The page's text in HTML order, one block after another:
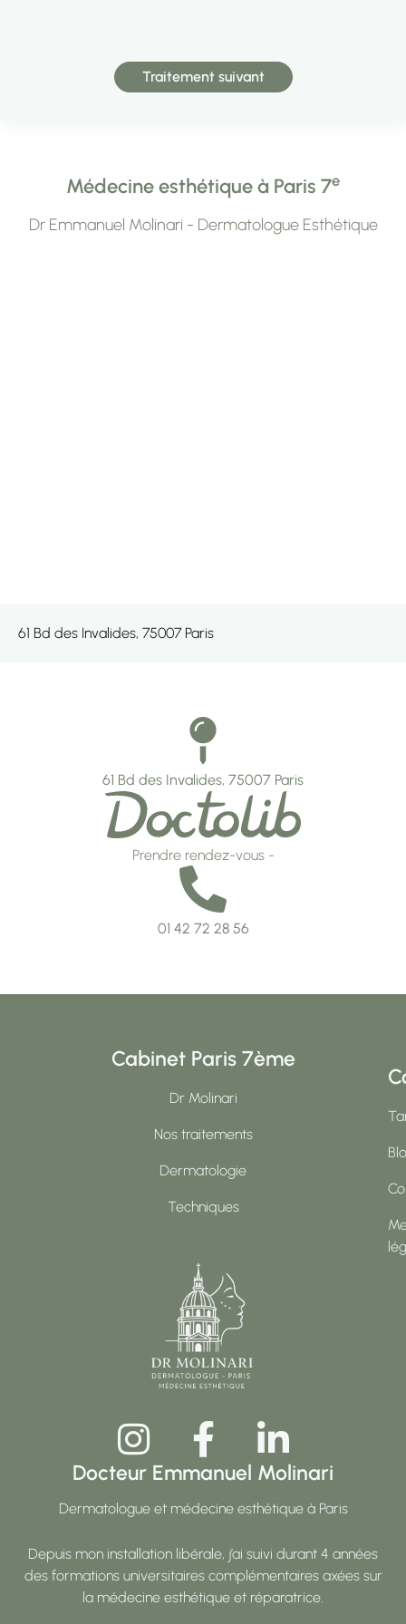
Traitement suivant
Médecine esthétique à Paris 7e
Dr Emmanuel Molinari - Dermatologue Esthétique
61 Bd des Invalides, 75007 Paris
61 Bd des Invalides, 75007 Paris
Prendre rendez-vous -
01 42 72 28 56
Cabinet Paris 7ème
Dr Molinari
Nos traitements
Dermatologie
Techniques
Docteur Emmanuel Molinari
Dermatologue et médecine esthétique à Paris
Depuis mon installation libérale, j’ai suivi durant 4 années
des formations universitaires complémentaires axées sur
la médecine esthétique et réparatrice.